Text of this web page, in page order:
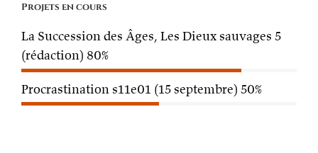
Projets en cours
La Succession des Âges, Les Dieux sauvages 5
(rédaction) 80%
Procrastination s11e01 (15 septembre) 50%